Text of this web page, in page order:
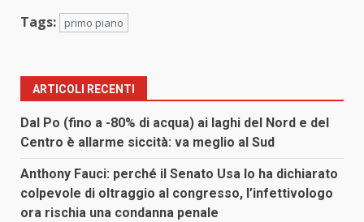
Tags: primo piano
ARTICOLI RECENTI
Dal Po (fino a -80% di acqua) ai laghi del Nord e del
Centro è allarme siccità: va meglio al Sud
Anthony Fauci: perché il Senato Usa lo ha dichiarato
colpevole di oltraggio al congresso, l’infettivologo
ora rischia una condanna penale